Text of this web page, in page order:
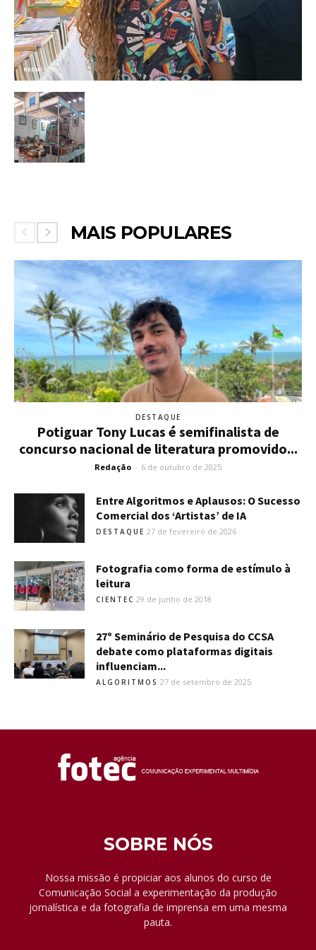
MAIS POPULARES
DESTAQUE
Potiguar Tony Lucas é semifinalista de
concurso nacional de literatura promovido...
Redação - 6 de outubro de 2025
Entre Algoritmos e Aplausos: O Sucesso
Comercial dos ‘Artistas’ de IA
DESTAQUE 27 de fevereiro de 2026
Fotografia como forma de estímulo à
leitura
CIENTEC 29 de junho de 2018
27º Seminário de Pesquisa do CCSA
debate como plataformas digitais
influenciam...
ALGORITMOS 27 de setembro de 2025
SOBRE NÓS
Nossa missão é propiciar aos alunos do curso de
Comunicação Social a experimentação da produção
jornalística e da fotografia de imprensa em uma mesma
pauta.